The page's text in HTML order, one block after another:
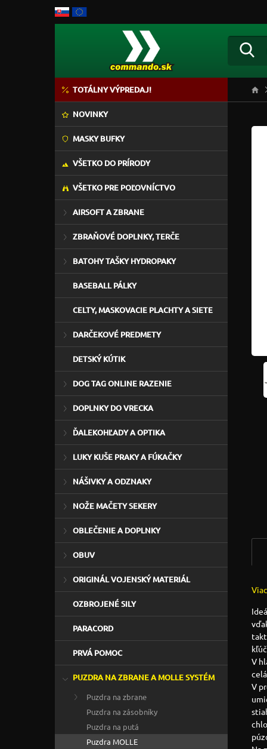
V
V
TOTÁLNY VÝPREDAJ!
NOVINKY
MASKY BUFKY
VŠETKO DO PRÍRODY
VŠETKO PRE POĽOVNÍCTVO
AIRSOFT A ZBRANE
ZBRAŇOVÉ DOPLNKY, TERČE
BATOHY TAŠKY HYDROPAKY
BASEBALL PÁLKY
CELTY, MASKOVACIE PLACHTY A SIETE
DARČEKOVÉ PREDMETY
DETSKÝ KÚTIK
DOG TAG ONLINE RAZENIE
DOPLNKY DO VRECKA
ĎALEKOHĽADY A OPTIKA
LUKY KUŠE PRAKY A FÚKAČKY
NÁŠIVKY A ODZNAKY
NOŽE MAČETY SEKERY
OBLEČENIE A DOPLNKY
OBUV
ORIGINÁL VOJENSKÝ MATERIÁL
OZBROJENÉ SILY
PARACORD
PRVÁ POMOC
PUZDRA NA ZBRANE A MOLLE SYSTÉM
Puzdra na zbrane
Puzdra na zásobníky
Puzdra na putá
Puzdra MOLLE